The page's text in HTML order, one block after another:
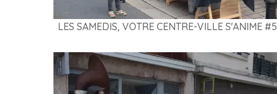
LES SAMEDIS, VOTRE CENTRE-VILLE S'ANIME #5